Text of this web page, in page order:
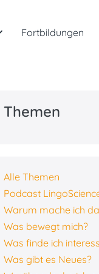
Fortbildungen
Themen
Alle Themen
Podcast
Warum mache ich
Was bewegt mich?
Was finde ich
Was gibt es Neues?